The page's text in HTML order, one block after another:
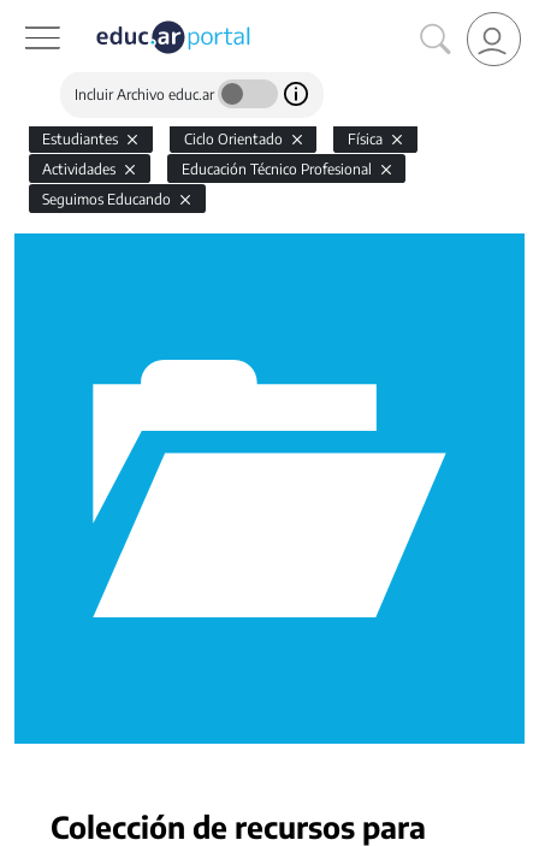
Incluir Archivo educ.ar
Estudiantes Ciclo Orientado
Física
Actividades
Educación Técnico Profesional
Seguimos Educando
Colección de recursos para